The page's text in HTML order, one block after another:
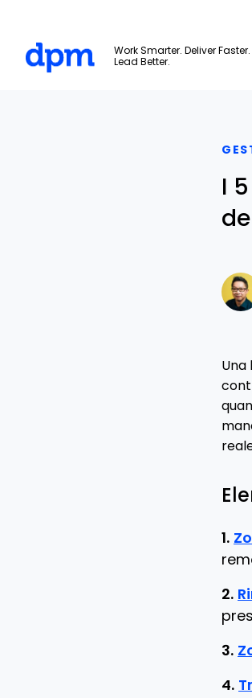
Work Smarter. Deliver Faster.
Lead Better.
I
Una
1.
2.
3.
4.